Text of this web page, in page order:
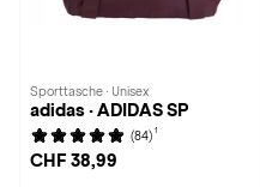
Sporttasche · Unisex
adidas · ADIDAS SP
(84) 1
CHF 38,99